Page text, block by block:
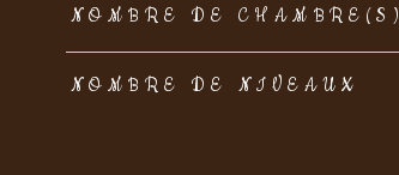
NOMBRE DE CHAMBRE(S)
NOMBRE DE NIVEAUX